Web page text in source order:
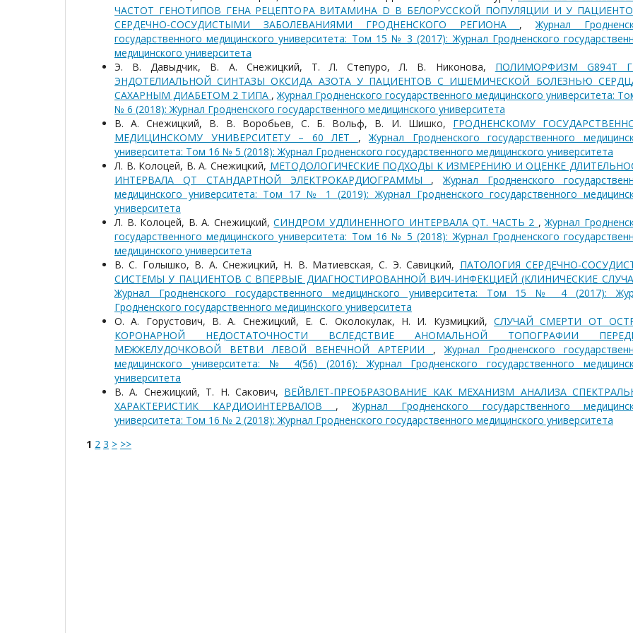
ЧАСТОТ ГЕНОТИПОВ ГЕНА РЕЦЕПТОРА ВИТАМИНА D В БЕЛОРУССКОЙ ПОПУЛЯЦИИ И У
СЕРДЕЧНО-СОСУДИСТЫМИ ЗАБОЛЕВАНИЯМИ ГРОДНЕНСКОГО РЕГИОНА ,Журнал
государственного медицинского университета: Том 15 № 3 (2017): Журнал Гродненского
медицинского университета
Э. В. Давыдчик, В. А. Снежицкий, Т. Л. Степуро, Л. В. Никонова, ПОЛИМОРФИЗМ G894Т
ЭНДОТЕЛИАЛЬНОЙ СИНТАЗЫ ОКСИДА АЗОТА У ПАЦИЕНТОВ С ИШЕМИЧЕСКОЙ БОЛЕЗНЬЮ
САХАРНЫМ ДИАБЕТОМ 2 ТИПА ,Журнал Гродненского государственного медицинского университета:
№ 6 (2018): Журнал Гродненского государственного медицинского университета
В. А. Снежицкий, В. В. Воробьев, С. Б. Вольф, В. И. Шишко, ГРОДНЕНСКОМУ
МЕДИЦИНСКОМУ УНИВЕРСИТЕТУ – 60 ЛЕТ ,Журнал Гродненского государственного
университета: Том 16 № 5 (2018): Журнал Гродненского государственного медицинского университета
Л. В. Колоцей, В. А. Снежицкий, МЕТОДОЛОГИЧЕСКИЕ ПОДХОДЫ К ИЗМЕРЕНИЮ И ОЦЕНКЕ
ИНТЕРВАЛА QT СТАНДАРТНОЙ ЭЛЕКТРОКАРДИОГРАММЫ ,Журнал Гродненского
медицинского университета: Том 17 № 1 (2019): Журнал Гродненского государственного
университета
Л. В. Колоцей, В. А. Снежицкий,СИНДРОМ УДЛИНЕННОГО ИНТЕРВАЛА QT. ЧАСТЬ 2 ,Журнал
государственного медицинского университета: Том 16 № 5 (2018): Журнал Гродненского
медицинского университета
В. С. Голышко, В. А. Снежицкий, Н. В. Матиевская, С. Э. Савицкий, ПАТОЛОГИЯ СЕРДЕЧНО-
СИСТЕМЫ У ПАЦИЕНТОВ С ВПЕРВЫЕ ДИАГНОСТИРОВАННОЙ ВИЧ-ИНФЕКЦИЕЙ (КЛИНИЧЕСКИЕ
Журнал Гродненского государственного медицинского университета: Том 15 № 4 (2017):
Гродненского государственного медицинского университета
О. А. Горустович, В. А. Снежицкий, Е. С. Околокулак, Н. И. Кузмицкий, СЛУЧАЙ СМЕРТИ ОТ
КОРОНАРНОЙ НЕДОСТАТОЧНОСТИ ВСЛЕДСТВИЕ АНОМАЛЬНОЙ ТОПОГРАФИИ
МЕЖЖЕЛУДОЧКОВОЙ ВЕТВИ ЛЕВОЙ ВЕНЕЧНОЙ АРТЕРИИ ,Журнал Гродненского
медицинского университета: № 4(56) (2016): Журнал Гродненского государственного
университета
В. А. Снежицкий, Т. Н. Сакович, ВЕЙВЛЕТ-ПРЕОБРАЗОВАНИЕ КАК МЕХАНИЗМ АНАЛИЗА
ХАРАКТЕРИСТИК КАРДИОИНТЕРВАЛОВ ,Журнал Гродненского государственного
университета: Том 16 № 2 (2018): Журнал Гродненского государственного медицинского университета
1 2 3 > >>